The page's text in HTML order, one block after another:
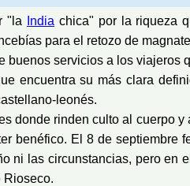
"la India chica" por la riqueza
para el retozo de
buenos servicios a los viajeros
encuentra su más clara
leonés.
donde rinden culto al cuerpo y
benéfico. El 8 de septiembre
ni las circunstancias, pero en
Rioseco.